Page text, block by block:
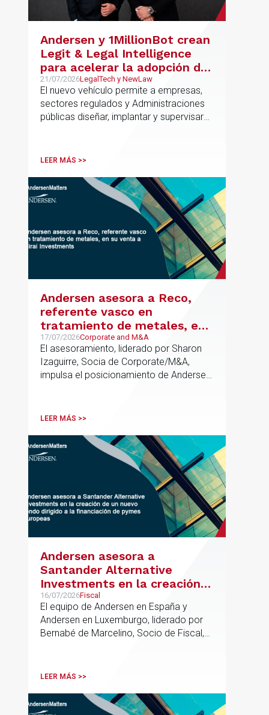
compra del suelo y la estructuración de
la financiación del proyecto.
Andersen y 1MillionBot crean
Legit & Legal Intelligence
para acelerar la adopción de
IA con seguridad jurídica en
el marco regulatorio europeo
21/07/2026LegalTech y NewLaw
El nuevo vehículo permite a empresas,
sectores regulados y Administraciones
públicas diseñar, implantar y supervisar
cumplimiento normativo desde el origen.
metodología propia de gestión de
riesgos de IA y se alinea con la
estrategia española de IA soberana
articulada en torno a ALIA.
LEER MÁS >>
Andersen asesora a Reco,
referente vasco en
tratamiento de metales, en
su venta a Mirai Investments
17/07/2026Corporate and M&A
El asesoramiento, liderado por Sharon
Izaguirre, Socia de Corporate/M&A,
impulsa el posicionamiento de Andersen
procesos estratégicos de M&A
LEER MÁS >>
Andersen asesora a
Santander Alternative
Investments en la creación
de un nuevo fondo dirigido a
la financiación de pymes
europeas
16/07/2026Fiscal
El equipo de Andersen en España y
Andersen en Luxemburgo, liderado por
Bernabé de Marcelino, Socio de Fiscal,
formación del fondo, hasta el primer
LEER MÁS >>